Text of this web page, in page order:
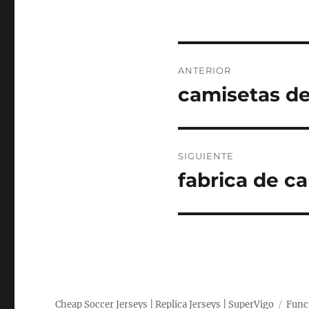
de
ANTERIOR
Entrada
camisetas
SIGUIENTE
Entrada
fabrica de
Cheap Soccer Jerseys | Replica Jerseys | SuperVigo